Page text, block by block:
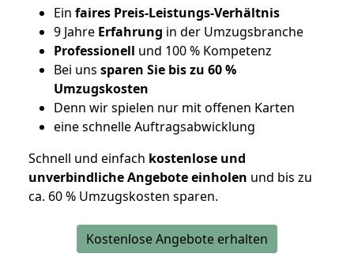
Ein faires Preis-Leistungs-Verhältnis
9 Jahre Erfahrung in der Umzugsbranche
Professionell und 100 % Kompetenz
Bei uns sparen Sie bis zu 60 %
Umzugskosten
Denn wir spielen nur mit offenen Karten
eine schnelle Auftragsabwicklung
Schnell und einfach kostenlose und
unverbindliche Angebote einholen und bis zu
ca. 60 % Umzugskosten sparen.
Kostenlose Angebote erhalten